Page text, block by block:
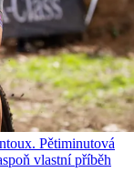
Pětiminutová
vlastní příběh